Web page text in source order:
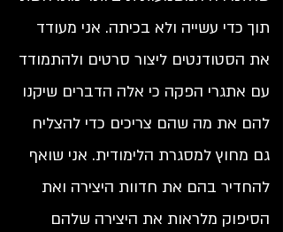
תוך כדי עשייה ולא בכיתה. אני מעודד
את הסטודנטים ליצור סרטים ולהתמודד
עם אתגרי הפקה כי אלה הדברים שיקנו
להם את מה שהם צריכים כדי להצליח
גם מחוץ למסגרת הלימודית. אני שואף
להחדיר בהם את חדוות היצירה ואת
הסיפוק מלראות את היצירה שלהם